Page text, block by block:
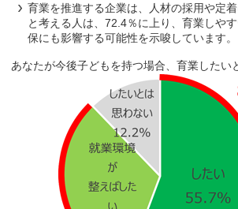
育業を推進する企業は、人材の採用や定
と考える人は、72.4％に上り、育業しや
保にも影響する可能性を示唆しています。
あなたが今後子どもを持つ場合、育業したい